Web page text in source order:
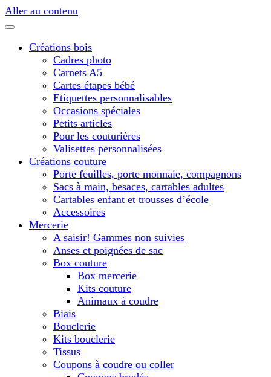
Aller au contenu
Créations bois
Cadres photo
Carnets A5
Cartes étapes bébé
Etiquettes personnalisables
Occasions spéciales
Petits articles
Pour les couturières
Valisettes personnalisées
Créations couture
Porte feuilles, porte monnaie, compagnons
Sacs à main, besaces, cartables adultes
Cartables enfant et trousses d’école
Accessoires
Mercerie
A saisir! Gammes non suivies
Anses et poignées de sac
Box couture
Box mercerie
Kits couture
Animaux à coudre
Biais
Bouclerie
Kits bouclerie
Tissus
Coupons à coudre ou coller